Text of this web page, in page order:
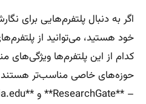
اگر به دنبال پلتفرم‌هایی برای
خود هستید، می‌توانید از
کدام از این پلتفرم‌ها ویژگی‌های
حوزه‌های خاصی مناسب‌تر هستند.